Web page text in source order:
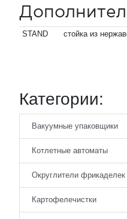
STAND стойка из
Категории:
Вакуумные упаковщики
Котлетные автоматы
Округлители фрикаделек
Картофелечистки